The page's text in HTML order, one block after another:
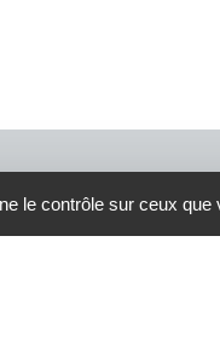
4
le contrôle sur ceux